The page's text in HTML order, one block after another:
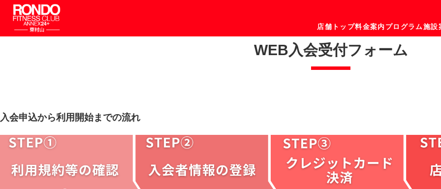
店舗トップ料金案内プログラム施設
WEB入会受付フォーム
入会申込から利用開始までの流れ